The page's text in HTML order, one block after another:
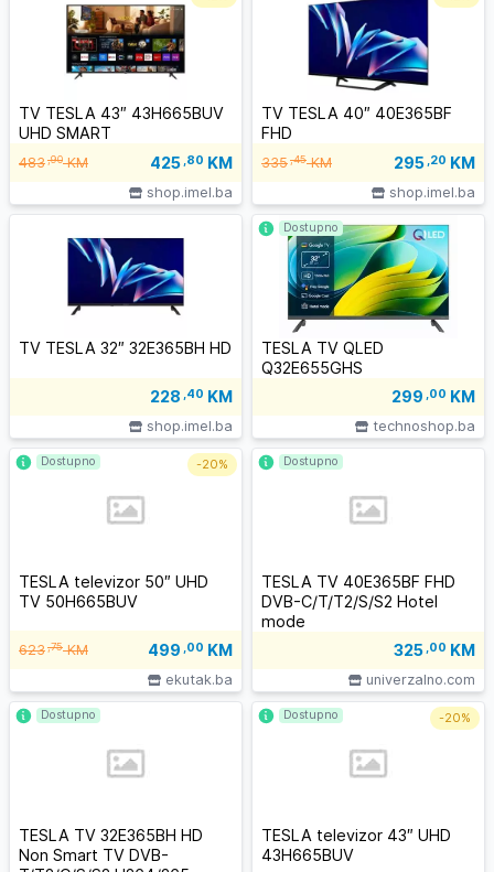
TV TESLA 43″ 43H665BUV
UHD SMART
483,90KM 425 ,80 KM
shop.imel.ba
TV TESLA 40″ 40E365BF
FHD
335,45KM 295 ,20 KM
shop.imel.ba
TV TESLA 32″ 32E365BH HD
228 ,40 KM
shop.imel.ba
TESLA TV QLED
Q32E655GHS
299 ,00 KM
technoshop.ba
Dostupno
TESLA televizor 50″ UHD
TV 50H665BUV
623,75KM 499 ,00 KM
ekutak.ba
Dostupno -20%
TESLA TV 40E365BF FHD
DVB-C/T/T2/S/S2 Hotel
mode
325 ,00 KM
univerzalno.com
Dostupno
TESLA TV 32E365BH HD
Non Smart TV DVB-
Dostupno
TESLA televizor 43″ UHD
43H665BUV
Dostupno -20%